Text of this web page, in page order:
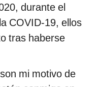
durante el
COVID-19, ellos
tras haberse
mi motivo de